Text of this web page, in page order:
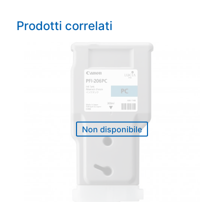
Prodotti correlati
Non disponibile